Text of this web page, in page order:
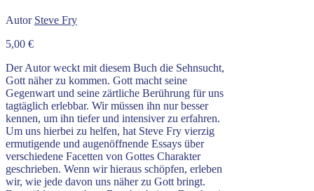
Autor Steve Fry
5,00 €
Der Autor weckt mit diesem Buch die Sehnsucht,
Gott näher zu kommen. Gott macht seine
Gegenwart und seine zärtliche Berührung für uns
tagtäglich erlebbar. Wir müssen ihn nur besser
kennen, um ihn tiefer und intensiver zu erfahren.
Um uns hierbei zu helfen, hat Steve Fry vierzig
ermutigende und augenöffnende Essays über
verschiedene Facetten von Gottes Charakter
geschrieben. Wenn wir hieraus schöpfen, erleben
wir, wie jede davon uns näher zu Gott bringt.